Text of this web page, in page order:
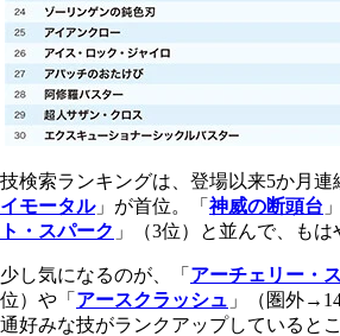
技検索ランキングは、登場以来5か月連
イモータル」が首位。「神威の断頭台
ト・スパーク 」（3位）と並んで、もは
少し気になるのが、「 アーチェリー・
位）や「 アースクラッシュ 」（圏外
通好みな技がランクアップしていると